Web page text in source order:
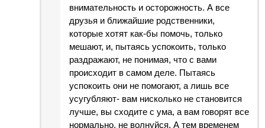
внимательность и осторожность. А все
друзья и ближайшие родственники,
которые хотят как-бы помочь, только
мешают, и, пытаясь успокоить, только
раздражают, не понимая, что с вами
происходит в самом деле. Пытаясь
успокоить они не помогают, а лишь все
усугубляют- вам нисколько не становится
лучше, вы сходите с ума, а вам говорят все
нормально, не волнуйся. А тем временем